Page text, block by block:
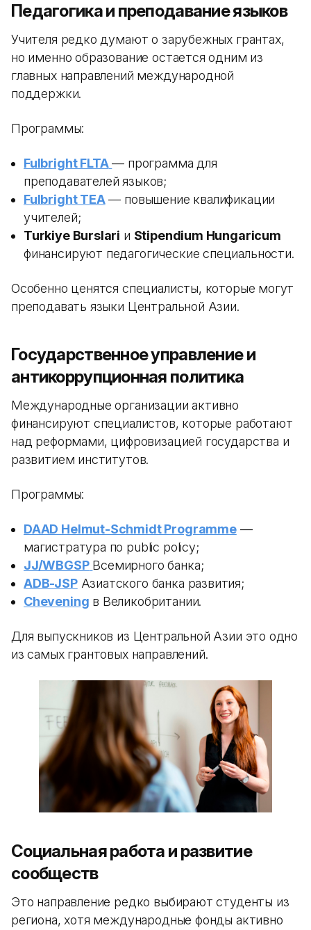
Педагогика и преподавание языков
Учителя редко думают о зарубежных грантах,
но именно образование остается одним из
главных направлений международной
поддержки.
Программы:
Fulbright FLTA — программа для
преподавателей языков;
Fulbright TEA— повышение квалификации
учителей;
Turkiye Burslari и Stipendium Hungaricum
финансируют педагогические специальности.
Особенно ценятся специалисты, которые могут
преподавать языки Центральной Азии.
Государственное управление и
антикоррупционная политика
Международные организации активно
финансируют специалистов, которые работают
над реформами, цифровизацией государства и
развитием институтов.
Программы:
DAAD Helmut-Schmidt Programme—
магистратура по public policy;
JJ/WBGSP Всемирного банка;
ADB-JSPАзиатского банка развития;
Chevening в Великобритании.
Для выпускников из Центральной Азии это одно
из самых грантовых направлений.
Социальная работа и развитие
сообществ
Это направление редко выбирают студенты из
региона, хотя международные фонды активно